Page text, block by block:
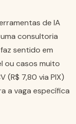
de IA
consultoria
sentido em
ou casos muito
(R$ 7,80 via PIX)
a vaga específica